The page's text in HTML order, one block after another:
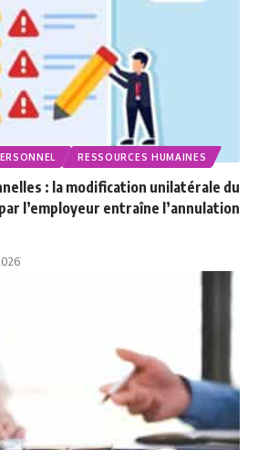
RESSOURCES HUMAINES
: la modification unilatérale du
l’employeur entraîne l’annulation